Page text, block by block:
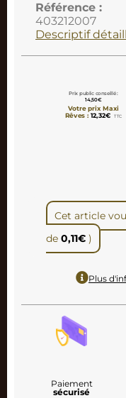
Référence :
403212007
Descriptif
Prix public conseillé :
14,50€
Votre prix Maxi
Rêves : 12,32€ TTC
Cet article
de 0,11€ )
Plus
Paiement
sécurisé